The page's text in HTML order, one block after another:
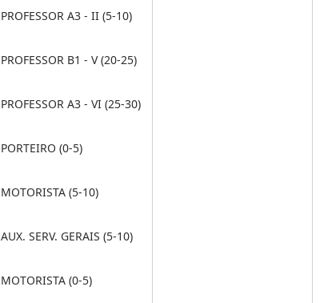
PROFESSOR A3 - II (5-10)
PROFESSOR B1 - V (20-25)
PROFESSOR A3 - VI (25-30)
PORTEIRO (0-5)
MOTORISTA (5-10)
AUX. SERV. GERAIS (5-10)
MOTORISTA (0-5)